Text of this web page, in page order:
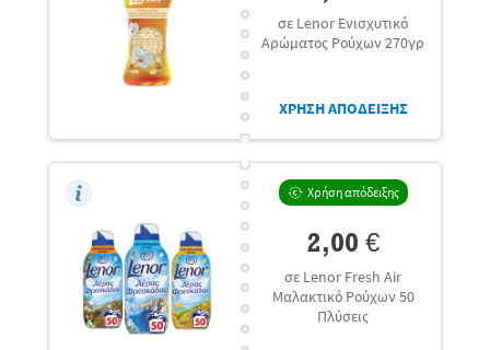
σε Lenor Ενισχυτικό
Αρώματος Ρούχων 270γρ
ΧΡΗΣΗ ΑΠΟΔΕΙΞΗΣ
Χρήση απόδειξης
2,00 €
σε Lenor Fresh Air
Μαλακτικό Ρούχων 50
Πλύσεις